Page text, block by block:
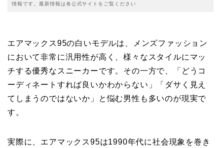
情報です。最新情報は各公式サイトをご覧ください
エアマックス95の白いモデルは、メンズファッション
において非常に汎用性が高く、様々なスタイルにマッ
チする優秀なスニーカーです。その一方で、「どうコ
ーディネートすれば良いかわからない」「ダサく見え
てしまうのではないか」と悩む男性も多いのが現実で
す。
実際に、エアマックス95は1990年代に社会現象を巻き